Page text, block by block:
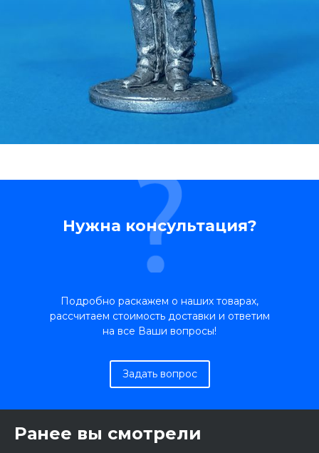
Нужна консультация?
Подробно раскажем о наших товарах,
рассчитаем стоимость доставки и ответим
на все Ваши вопросы!
Задать вопрос
Ранее вы смотрели